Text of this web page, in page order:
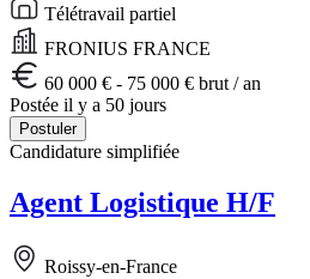
Télétravail partiel
FRONIUS FRANCE
60 000 € - 75 000 € brut / an
Postée il y a 50 jours
Postuler
Candidature simplifiée
Agent Logistique H/F
Roissy-en-France